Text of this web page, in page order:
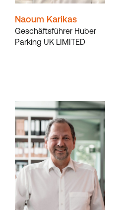
Naoum Karikas
Geschäftsführer Huber
Parking UK LIMITED